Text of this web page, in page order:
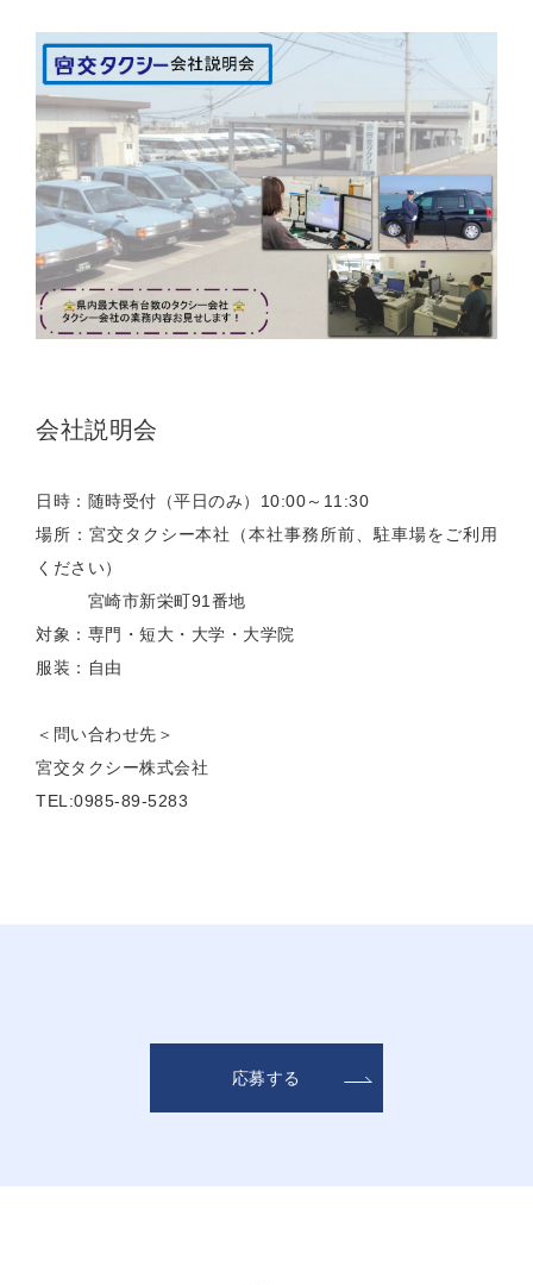
会社説明会
日時：随時受付（平日のみ）10:00～11:30
場所：宮交タクシー本社（本社事務所前、駐車場をご利用
ください）
宮崎市新栄町91番地
対象：専門・短大・大学・大学院
服装：自由
＜問い合わせ先＞
宮交タクシー株式会社
TEL:0985-89-5283
応募する